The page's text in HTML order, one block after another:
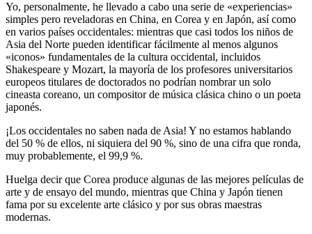
Yo, personalmente, he llevado a cabo una serie de «experiencias»
simples pero reveladoras en China, en Corea y en Japón, así como
en varios países occidentales: mientras que casi todos los niños de
Asia del Norte pueden identificar fácilmente al menos algunos
«iconos» fundamentales de la cultura occidental, incluidos
Shakespeare y Mozart, la mayoría de los profesores universitarios
europeos titulares de doctorados no podrían nombrar un solo
cineasta coreano, un compositor de música clásica chino o un poeta
japonés.
¡Los occidentales no saben nada de Asia! Y no estamos hablando
del 50 % de ellos, ni siquiera del 90 %, sino de una cifra que ronda,
muy probablemente, el 99,9 %.
Huelga decir que Corea produce algunas de las mejores películas de
arte y de ensayo del mundo, mientras que China y Japón tienen
fama por su excelente arte clásico y por sus obras maestras
modernas.